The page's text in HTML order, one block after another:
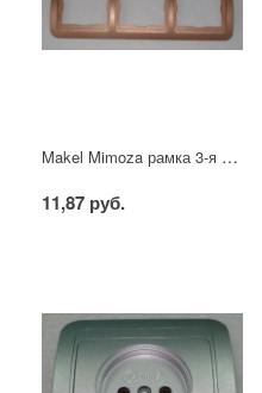
Makel Mimoza рамка 3-я горизонт шампань
11,87 руб.